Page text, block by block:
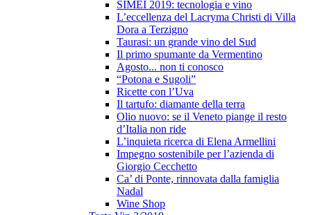
SIMEI 2019: tecnologia e vino
L’eccellenza del Lacryma Christi di Villa
Dora a Terzigno
Taurasi: un grande vino del Sud
Il primo spumante da Vermentino
Agosto... non ti conosco
“Potona e Sugoli”
Ricette con l’Uva
Il tartufo: diamante della terra
Olio nuovo: se il Veneto piange il resto
d’Italia non ride
L’inquieta ricerca di Elena Armellini
Impegno sostenibile per l’azienda di
Giorgio Cecchetto
Ca’ di Ponte, rinnovata dalla famiglia
Nadal
Wine Shop